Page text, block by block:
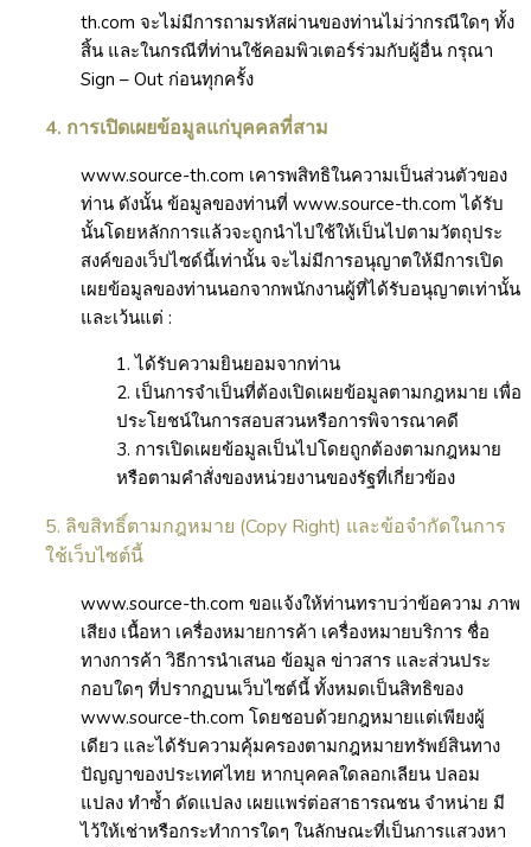
th.com จะไม่มีการถามรหัสผ่านของท่านไม่ว่ากรณีใดๆ ทั้ง
สิ้น และในกรณีที่ท่านใช้คอมพิวเตอร์ร่วมกับผู้อื่น กรุณา
Sign – Out ก่อนทุกครั้ง
4. การเปิดเผยข้อมูลแก่บุคคลที่สาม
www.source-th.com เคารพสิทธิในความเป็นส่วนตัวของ
ท่าน ดังนั้น ข้อมูลของท่านที่ www.source-th.com ได้รับ
นั้นโดยหลักการแล้วจะถูกนำไปใช้ให้เป็นไปตามวัตถุประ
สงค์ของเว็ปไซด์นี้เท่านั้น จะไม่มีการอนุญาตให้มีการเปิด
เผยข้อมูลของท่านนอกจากพนักงานผู้ที่ได้รับอนุญาตเท่านั้น
และเว้นแต่ :
1. ได้รับความยินยอมจากท่าน
2. เป็นการจำเป็นที่ต้องเปิดเผยข้อมูลตามกฎหมาย เพื่อ
ประโยชน์ในการสอบสวนหรือการพิจารณาคดี
3. การเปิดเผยข้อมูลเป็นไปโดยถูกต้องตามกฎหมาย
หรือตามคำสั่งของหน่วยงานของรัฐที่เกี่ยวข้อง
5. ลิขสิทธิ์ตามกฎหมาย (Copy Right) และข้อจำกัดในการ
ใช้เว็บไซต์นี้
www.source-th.com ขอแจ้งให้ท่านทราบว่าข้อความ ภาพ
เสียง เนื้อหา เครื่องหมายการค้า เครื่องหมายบริการ ชื่อ
ทางการค้า วิธีการนำเสนอ ข้อมูล ข่าวสาร และส่วนประ
กอบใดๆ ที่ปรากฏบนเว็บไซต์นี้ ทั้งหมดเป็นสิทธิของ
www.source-th.com โดยชอบด้วยกฎหมายแต่เพียงผู้
เดียว และได้รับความคุ้มครองตามกฎหมายทรัพย์สินทาง
ปัญญาของประเทศไทย หากบุคคลใดลอกเลียน ปลอม
แปลง ทำซ้ำ ดัดแปลง เผยแพร่ต่อสาธารณชน จำหน่าย มี
ไว้ให้เช่าหรือกระทำการใดๆ ในลักษณะที่เป็นการแสวงหา